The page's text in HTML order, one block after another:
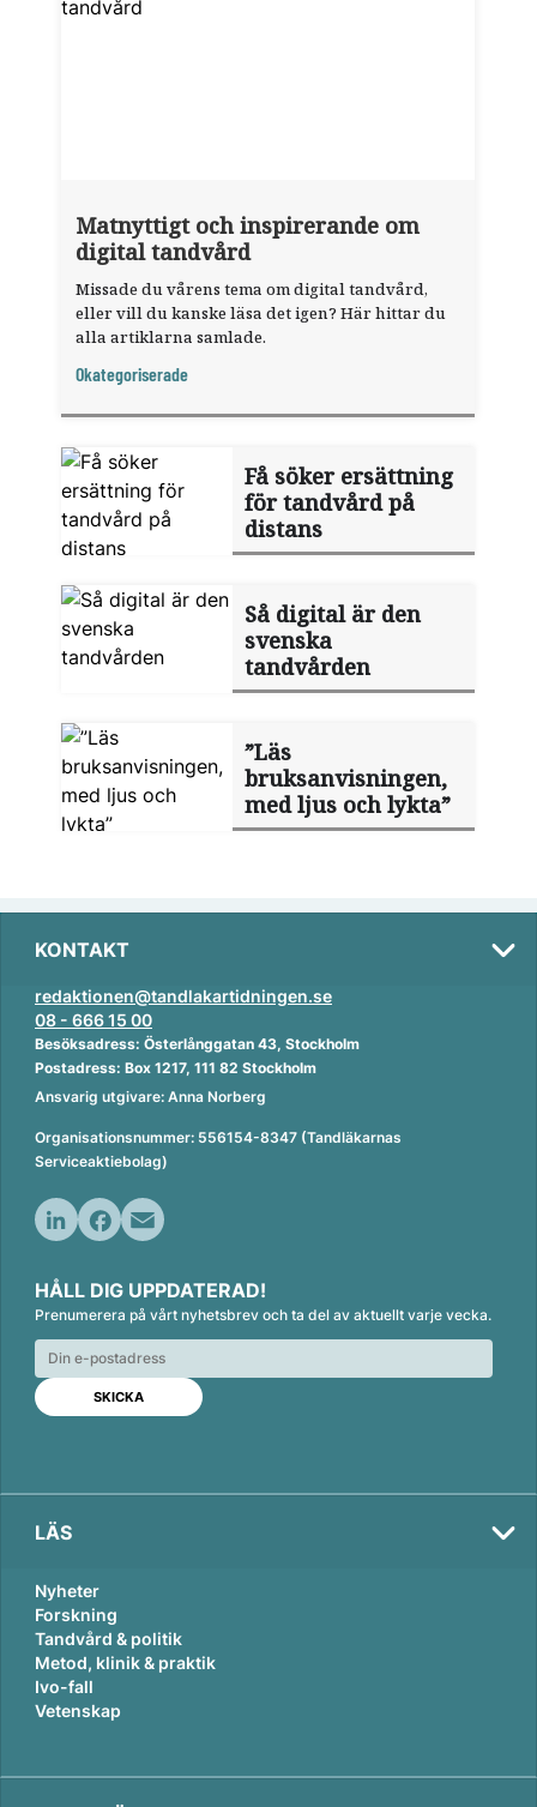
Matnyttigt och inspirerande om
digital tandvård
Missade du vårens tema om digital tandvård,
eller vill du kanske läsa det igen? Här hittar du
alla artiklarna samlade.
Okategoriserade
Få söker ersättning
för tandvård på
distans
Så digital är den
svenska
tandvården
”Läs
bruksanvisningen,
med ljus och lykta”
KONTAKT
redaktionen@tandlakartidningen.se
08 - 666 15 00
Besöksadress: Österlånggatan 43, Stockholm
Postadress: Box 1217, 111 82 Stockholm
Ansvarig utgivare: Anna Norberg
Organisationsnummer: 556154-8347 (Tandläkarnas
Serviceaktiebolag)
n
k
e
d
n
c
e
b
o
o
k
a
i
l
HÅLL DIG UPPDATERAD!
Prenumerera på vårt nyhetsbrev och ta del av aktuellt varje vecka.
LÄS
Nyheter
Forskning
Tandvård & politik
Metod, klinik & praktik
Ivo-fall
Vetenskap